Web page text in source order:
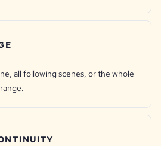
all following scenes, or the whole